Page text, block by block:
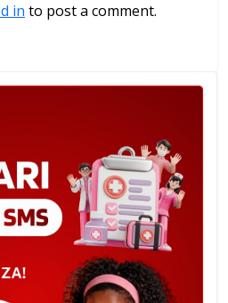
in to post a comment.